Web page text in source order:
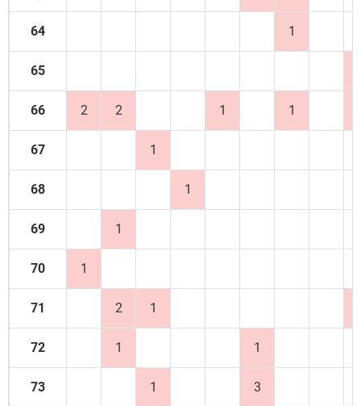
64 1
65
66 2 2 1 1
67 1
68 1
69 1
70 1
71 2 1
72 1 1
73 1 3